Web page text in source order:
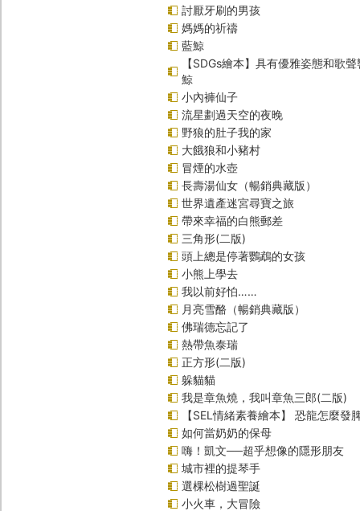
討厭牙刷的男孩
媽媽的祈禱
藍鯨
【SDGs繪本】具有優雅姿態和歌
鯨
小內褲仙子
流星劃過天空的夜晚
野狼的肚子我的家
大餓狼和小豬村
冒煙的水壺
長壽湯仙女（暢銷典藏版）
世界遺產迷宮尋寶之旅
帶來幸福的白熊郵差
三角形(二版)
頭上總是停著鸚鵡的女孩
小熊上學去
我以前好怕……
月亮雪酪（暢銷典藏版）
佛瑞德忘記了
熱帶魚泰瑞
正方形(二版)
躲貓貓
我是章魚燒，我叫章魚三郎(二版)
【SEL情緒素養繪本】 恐龍怎麼發
如何當奶奶的保母
嗨！凱文──超乎想像的隱形朋友
城市裡的提琴手
選棵松樹過聖誕
小火車，大冒險